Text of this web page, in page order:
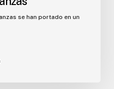
se han portado en un